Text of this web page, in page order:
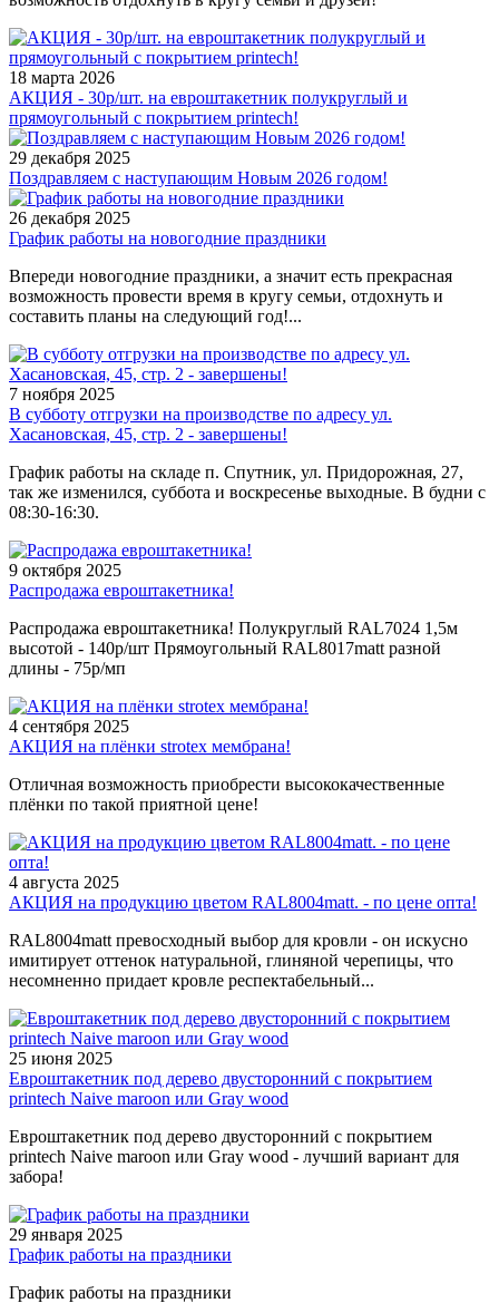
18 марта 2026
АКЦИЯ - 30р/шт. на евроштакетник полукруглый и
прямоугольный с покрытием printech!
29 декабря 2025
Поздравляем с наступающим Новым 2026 годом!
26 декабря 2025
График работы на новогодние праздники
Впереди новогодние праздники, а значит есть прекрасная
возможность провести время в кругу семьи, отдохнуть и
составить планы на следующий год!...
7 ноября 2025
В субботу отгрузки на производстве по адресу ул.
Хасановская, 45, стр. 2 - завершены!
График работы на складе п. Спутник, ул. Придорожная, 27,
так же изменился, суббота и воскресенье выходные. В будни с
08:30-16:30.
9 октября 2025
Распродажа евроштакетника!
Распродажа евроштакетника! Полукруглый RAL7024 1,5м
высотой - 140р/шт Прямоугольный RAL8017matt разной
длины - 75р/мп
4 сентября 2025
АКЦИЯ на плёнки strotex мембрана!
Отличная возможность приобрести высококачественные
плёнки по такой приятной цене!
4 августа 2025
АКЦИЯ на продукцию цветом RAL8004matt. - по цене опта!
RAL8004matt превосходный выбор для кровли - он искусно
имитирует оттенок натуральной, глиняной черепицы, что
несомненно придает кровле респектабельный...
25 июня 2025
Евроштакетник под дерево двусторонний с покрытием
printech Naive maroon или Gray wood
Евроштакетник под дерево двусторонний с покрытием
printech Naive maroon или Gray wood - лучший вариант для
забора!
29 января 2025
График работы на праздники
График работы на праздники